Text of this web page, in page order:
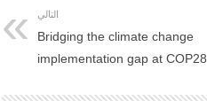
التالي
Bridging the climate change
implementation gap at COP28